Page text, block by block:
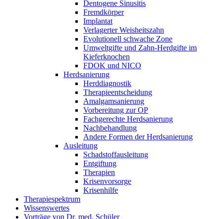
Dento­gene Sinusitis
Fremdkörper
Implantat
Verlagerter Weisheits­zahn
Evolutionell schwache Zone
Umweltgifte und Zahn-Herdgifte im
Kieferknochen
FDOK und NICO
Herdsanierung
Herddiagnostik
Therapie­entscheidung
Amalgam­sanierung
Vorbereitung zur OP
Fach­gerechte Herd­sanierung
Nach­behandlung
Andere Formen der Herdsanierung
Ausleitung
Schadstoffausleitung
Entgiftung
Therapien
Krisen­vorsorge
Krisenhilfe
Therapiespektrum
Wissenswertes
Vorträge von Dr. med. Schüler